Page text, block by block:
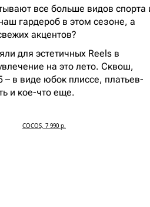
все больше видов спорта
гардероб в этом сезоне, а
акцентов?
для эстетичных Reels в
на это лето. Сквош,
– в виде юбок плиссе, платьев-
и кое-что еще.
COCOS, 7 990 р.